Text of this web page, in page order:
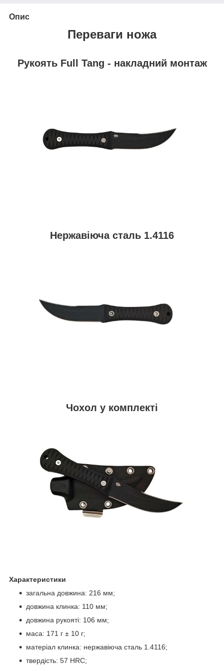
Опис
Переваги ножа
Рукоять Full Tang - накладний монтаж
Нержавіюча сталь 1.4116
Чохол у комплекті
Характеристики
загальна довжина: 216 мм;
довжина клинка: 110 мм;
довжина рукояті: 106 мм;
маса: 171 г ± 10 г;
матеріал клинка: нержавіюча сталь 1.4116;
твердість: 57 HRC;